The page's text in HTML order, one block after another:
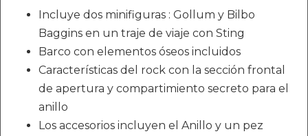
Incluye dos minifiguras : Gollum y Bilbo
Baggins en un traje de viaje con Sting
Barco con elementos óseos incluidos
Características del rock con la sección frontal
de apertura y compartimiento secreto para el
anillo
Los accesorios incluyen el Anillo y un pez